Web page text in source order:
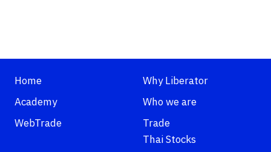
Home
Academy
WebTrade
Why Liberator
Who we are
Trade
Thai Stocks